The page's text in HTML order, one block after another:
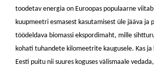
toodetav energia on Euroopas populaarne
kuupmeetri esmasest kasutamisest üle jääva ja
töödeldava biomassi ekspordimaht, mille
kohati tuhandete kilomeetrite kaugusele. Kas
Eesti puitu nii suures koguses välismaale